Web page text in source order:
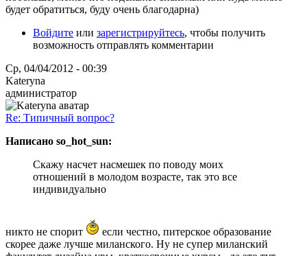
будет обратиться, буду очень благодарна)
Войдите или зарегистрируйтесь, чтобы получить
возможность отправлять комментарии
Ср, 04/04/2012 - 00:39
Kateryna
администратор
Re: Типичный вопрос?
Написано so_hot_sun:
Скажу насчет насмешек по поводу моих
отношений в молодом возрасте, так это все
индивидуально
никто не спорит
если честно, питерское образование
скорее даже лучше миланского. Ну не супер миланский